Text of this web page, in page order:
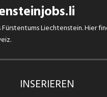
Liechtenstein. Hier
INSERIEREN